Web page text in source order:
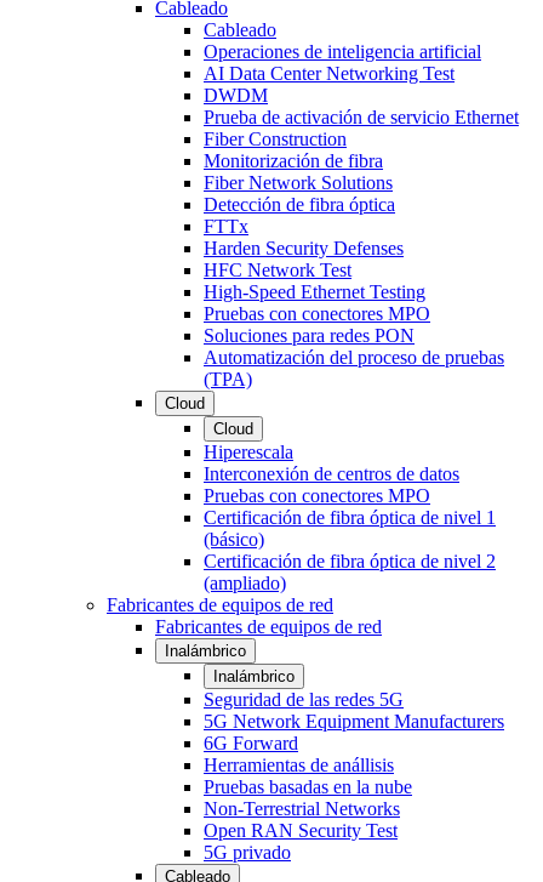
Cableado
Cableado
Operaciones de inteligencia artificial
AI Data Center Networking Test
DWDM
Prueba de activación de servicio Ethernet
Fiber Construction
Monitorización de fibra
Fiber Network Solutions
Detección de fibra óptica
FTTx
Harden Security Defenses
HFC Network Test
High-Speed Ethernet Testing
Pruebas con conectores MPO
Soluciones para redes PON
Automatización del proceso de pruebas
(TPA)
Cloud
Cloud
Hiperescala
Interconexión de centros de datos
Pruebas con conectores MPO
Certificación de fibra óptica de nivel 1
(básico)
Certificación de fibra óptica de nivel 2
(ampliado)
Fabricantes de equipos de red
Fabricantes de equipos de red
Inalámbrico
Inalámbrico
Seguridad de las redes 5G
5G Network Equipment Manufacturers
6G Forward
Herramientas de anállisis
Pruebas basadas en la nube
Non-Terrestrial Networks
Open RAN Security Test
5G privado
Cableado